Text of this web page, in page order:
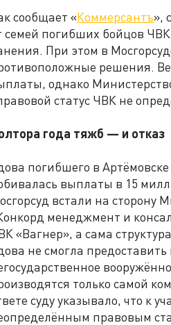
сообщает «Коммерсантъ»,
семей погибших бойцов
При этом в
решения.
однако
статус ЧВК не
года тяжб — и отказ
погибшего в
выплаты в 15
встали на сторону
менеджмент и
«Вагнер», а сама
не смогла
только самой
суду указывало, что к
правовым